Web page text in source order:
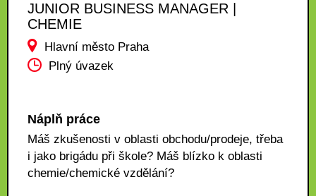
JUNIOR BUSINESS MANAGER |
CHEMIE
Hlavní město Praha
Plný úvazek
Náplň práce
Máš zkušenosti v oblasti obchodu/prodeje, třeba
i jako brigádu při škole? Máš blízko k oblasti
chemie/chemické vzdělání?